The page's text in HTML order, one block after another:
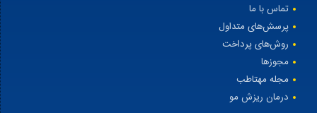
تماس با ما
پرسش‌های متداول
روش‌های پرداخت
مجوزها
مجله مهتاطب
درمان ریزش مو